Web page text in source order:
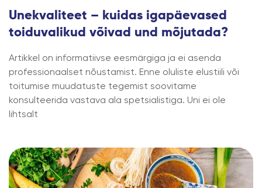
Unekvaliteet – kuidas igapäevased
toiduvalikud võivad und mõjutada?
Artikkel on informatiivse eesmärgiga ja ei asenda
professionaalset nõustamist. Enne oluliste elustiili või
toitumise muudatuste tegemist soovitame
konsulteerida vastava ala spetsialistiga. Uni ei ole
lihtsalt